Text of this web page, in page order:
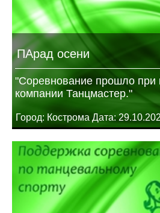
ПАрад осени
"Соревнование прошло при
компании Танцмастер."
Город: Кострома Дата: